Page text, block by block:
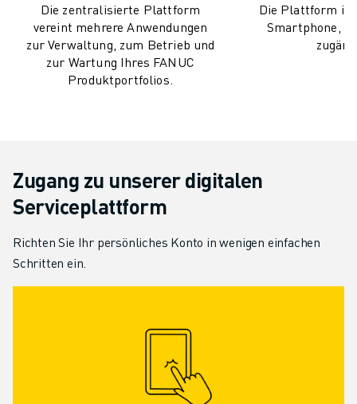
FANUC PLANS
FIELD & WARTUNG
TECHNISCHE FERNUNTERSTÜTZUNG
ERSATZTEILE
TRAINING & AUSBILDUNG
FANUC AKADEMIE
LÖSUNGEN FÜR DIE AUSBILDUNG
WORLDSKILLS & YOUNG TALENTS
BILDUNGSVERANSTALTUNGEN
Die zentralisierte Plattform
vereint mehrere Anwendungen
zur Verwaltung, zum Betrieb und
zur Wartung Ihres FANUC
Produktportfolios.
Die Plattform
Smartphone,
Zugang zu unserer digitalen
Serviceplattform
Richten Sie Ihr persönliches Konto in wenigen einfachen
Schritten ein.